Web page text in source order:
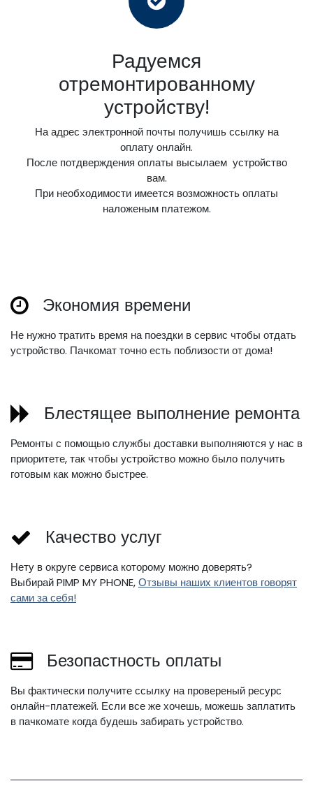
Радуемся
отремонтированному
устройству!
На адрес электронной почты получишь ссылку на
оплату онлайн.
После потдверждения оплаты высылаем устройство
вам.
При необходимости имеется возможность оплаты
наложеным платежом.
Экономия времени
Не нужно тратить время на поездки в сервис чтобы отдать
устройство. Пачкомат точно есть поблизости от дома!
Блестящее выполнение ремонта
Ремонты с помощью службы доставки выполняются у нас в
приоритете, так чтобы устройство можно было получить
готовым как можно быстрее.
Качество услуг
Нету в округе сервиса которому можно доверять?
Выбирай PIMP MY PHONE,Отзывы наших клиентов говорят
сами за себя!
Безопастность оплаты
Вы фактически получите ссылку на провереный ресурс
онлайн-платежей. Если все же хочешь, можешь заплатить
в пачкомате когда будешь забирать устройство.